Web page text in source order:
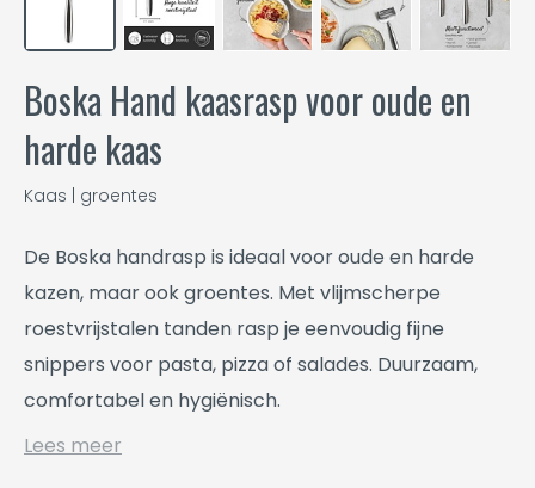
Boska Hand kaasrasp voor oude en
harde kaas
Kaas | groentes
De Boska handrasp is ideaal voor oude en harde
kazen, maar ook groentes. Met vlijmscherpe
roestvrijstalen tanden rasp je eenvoudig fijne
snippers voor pasta, pizza of salades. Duurzaam,
comfortabel en hygiënisch.
Lees meer